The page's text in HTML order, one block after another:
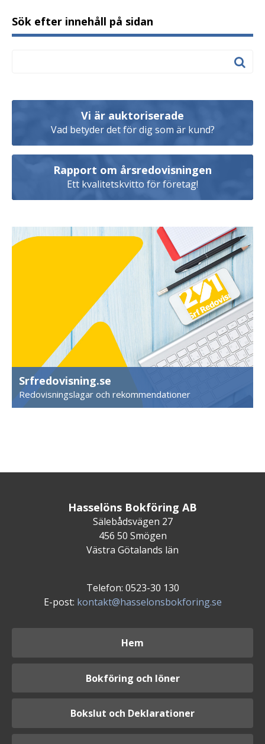
Sök efter innehåll på sidan
Vi är auktoriserade
Vad betyder det för dig som är kund?
Rapport om årsredovisningen
Ett kvalitetskvitto för företag!
Srfredovisning.se
Redovisningslagar och rekommendationer
Hasselöns Bokföring AB
Sälebådsvägen 27
456 50 Smögen
Västra Götalands län
Telefon: 0523-30 130
E-post: kontakt@hasselonsbokforing.se
Hem
Bokföring och löner
Bokslut och Deklarationer